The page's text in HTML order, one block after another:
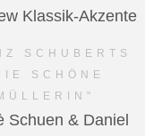
Klassik-Akzente
SCHUBERTS
SCHÖNE
Schuen & Daniel